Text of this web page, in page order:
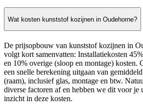
Wat kosten kunststof kozijnen in Oudehorne?
De prijsopbouw van kunststof kozijnen in
volgt kort samenvatten: Installatiekosten
en 10% overige (sloop en montage) kosten.
een snelle berekening uitgaan van
(raam), inclusief glas, montage en btw.
diverse factoren af en hebben we dit voor je
inzicht in deze kosten.